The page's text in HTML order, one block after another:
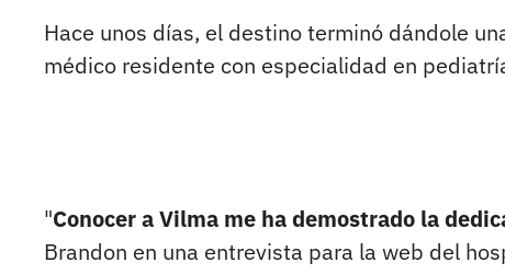
Hace unos días, el destino terminó dándole
médico residente con especialidad en
"Conocer a Vilma me ha demostrado la
Brandon en una entrevista para la web del